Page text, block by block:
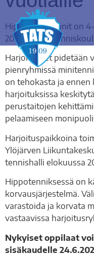
Hippo Superminit on
2022)lasten
Harjoitukset pidetään
pienryhmissä
on tehokasta ja ennen
harjoituksissa
perustaitojen
pelaamiseen
Harjoituspaikkoina
Ylöjärven
tennishalli elokuussa
Hippotenniksessä on
korvausjärjestelmä.
varastoida ja korvata
vastaavissa
Nykyiset oppilaat
sisäkaudelle